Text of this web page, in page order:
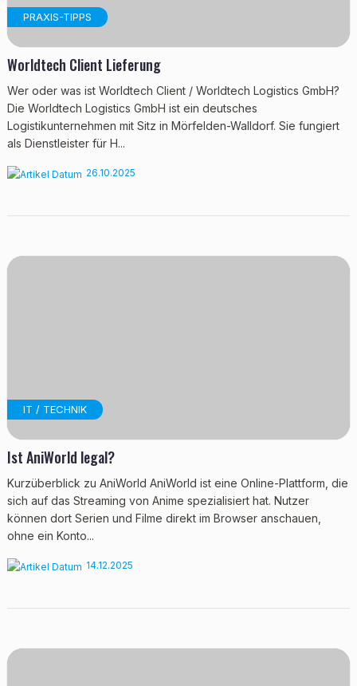
PRAXIS-TIPPS
Worldtech Client Lieferung
Wer oder was ist Worldtech Client / Worldtech Logistics GmbH?
Die Worldtech Logistics GmbH ist ein deutsches
Logistikunternehmen mit Sitz in Mörfelden-Walldorf. Sie fungiert
als Dienstleister für H...
26.10.2025
IT / TECHNIK
Ist AniWorld legal?
Kurzüberblick zu AniWorld AniWorld ist eine Online-Plattform, die
sich auf das Streaming von Anime spezialisiert hat. Nutzer
können dort Serien und Filme direkt im Browser anschauen,
ohne ein Konto...
14.12.2025